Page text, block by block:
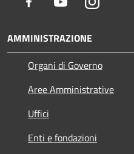
AMMINISTRAZIONE
Organi di Governo
Aree Amministrative
Uffici
Enti e fondazioni